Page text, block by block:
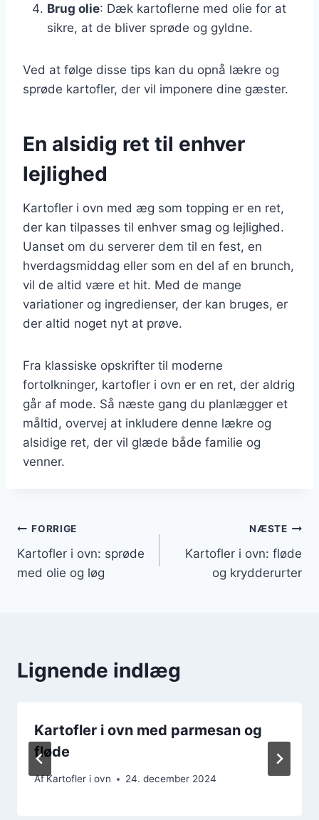
Brug olie: Dæk kartoflerne med olie for at
sikre, at de bliver sprøde og gyldne.
Ved at følge disse tips kan du opnå lækre og
sprøde kartofler, der vil imponere dine gæster.
En alsidig ret til enhver
lejlighed
Kartofler i ovn med æg som topping er en ret,
der kan tilpasses til enhver smag og lejlighed.
Uanset om du serverer dem til en fest, en
hverdagsmiddag eller som en del af en brunch,
vil de altid være et hit. Med de mange
variationer og ingredienser, der kan bruges, er
der altid noget nyt at prøve.
Fra klassiske opskrifter til moderne
fortolkninger, kartofler i ovn er en ret, der aldrig
går af mode. Så næste gang du planlægger et
måltid, overvej at inkludere denne lækre og
alsidige ret, der vil glæde både familie og
venner.
Indlægsnavigation
FORRIGE
Kartofler i ovn: sprøde
med olie og løg
NÆSTE
Kartofler i ovn: fløde
og krydderurter
Lignende indlæg
Kartofler i ovn med parmesan og
fløde
AfKartofler i ovn 24. december 2024